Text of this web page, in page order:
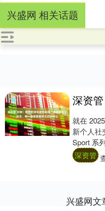
兴盛网 相关话题
就在
新个人社
Sport 系
都体现着
深资管
兴盛网文